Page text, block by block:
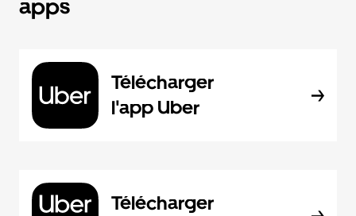
apps
Télécharger
l'app Uber
Télécharger